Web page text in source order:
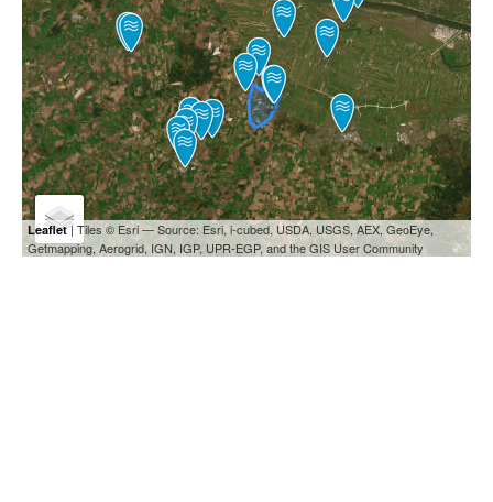
Leaflet| Tiles © Esri — Source: Esri, i-cubed, USDA, USGS, AEX, GeoEye,
Getmapping, Aerogrid, IGN, IGP, UPR-EGP, and the GIS User Community